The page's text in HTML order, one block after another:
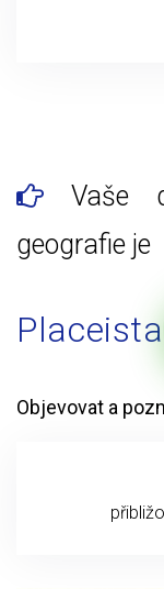
Vaše
geografie je
Placeista
Objevovat a